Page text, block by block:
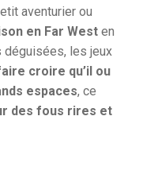
aventurier ou
en Far Westen
les jeux
croire qu’il ou
espaces, ce
des fous rires et